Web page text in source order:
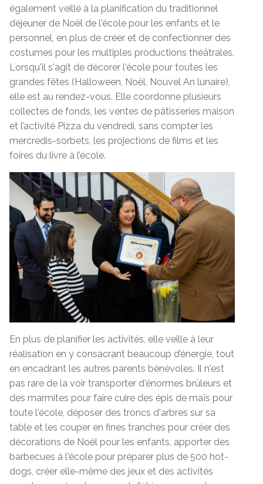
également veillé à la planification du traditionnel
déjeuner de Noël de l'école pour les enfants et le
personnel, en plus de créer et de confectionner des
costumes pour les multiples productions théâtrales.
Lorsqu'il s'agit de décorer l'école pour toutes les
grandes fêtes (Halloween, Noël, Nouvel An lunaire),
elle est au rendez-vous. Elle coordonne plusieurs
collectes de fonds, les ventes de pâtisseries maison
et l’activité Pizza du vendredi, sans compter les
mercredis-sorbets, les projections de films et les
foires du livre à l’école.
En plus de planifier les activités, elle veille à leur
réalisation en y consacrant beaucoup d’énergie, tout
en encadrant les autres parents bénévoles. Il n'est
pas rare de la voir transporter d'énormes brûleurs et
des marmites pour faire cuire des épis de maïs pour
toute l'école, déposer des troncs d'arbres sur sa
table et les couper en fines tranches pour créer des
décorations de Noël pour les enfants, apporter des
barbecues à l'école pour préparer plus de 500 hot-
dogs, créer elle-même des jeux et des activités